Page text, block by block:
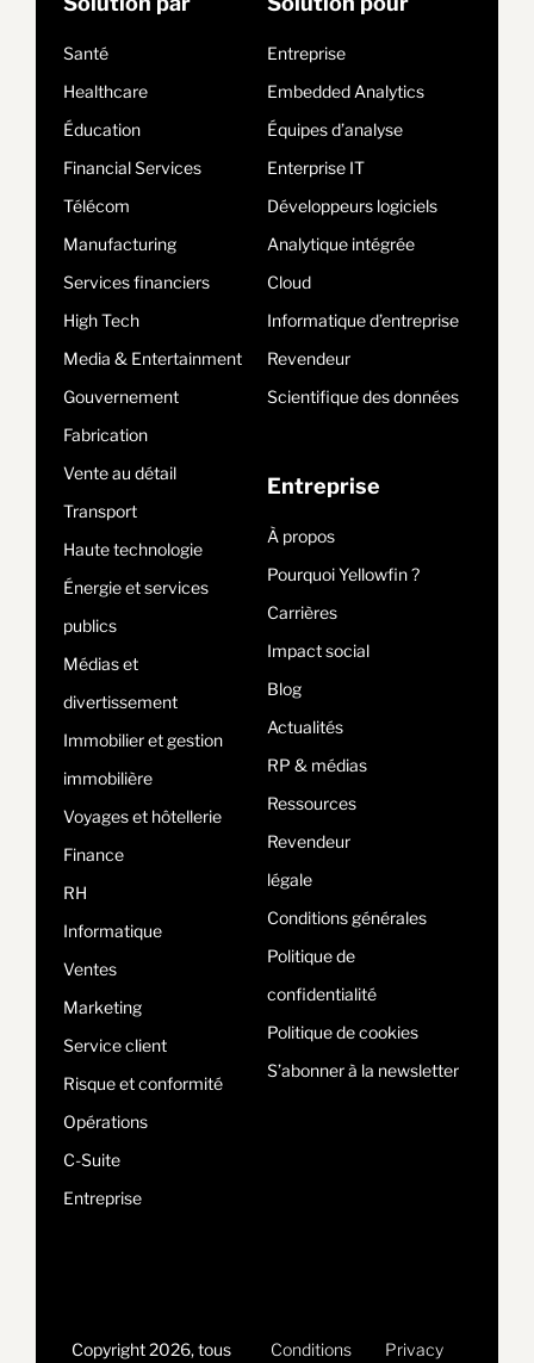
Santé
Healthcare
Éducation
Financial Services
Télécom
Manufacturing
Services financiers
High Tech
Media & Entertainment
Gouvernement
Fabrication
Vente au détail
Transport
Haute technologie
Énergie et services
publics
Médias et
divertissement
Immobilier et gestion
immobilière
Voyages et hôtellerie
Finance
RH
Informatique
Ventes
Marketing
Service client
Risque et conformité
Opérations
C-Suite
Entreprise
Entreprise
Embedded Analytics
Équipes d’analyse
Enterprise IT
Développeurs logiciels
Analytique intégrée
Cloud
Informatique d’entreprise
Revendeur
Scientifique des données
Entreprise
À propos
Pourquoi Yellowfin ?
Carrières
Impact social
Blog
Actualités
RP & médias
Ressources
Revendeur
légale
Conditions générales
Politique de
confidentialité
Politique de cookies
S’abonner à la newsletter
Copyright 2026, tous
Conditions
Privacy